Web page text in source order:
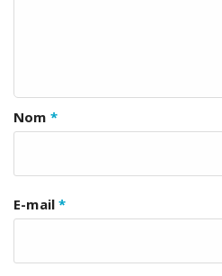
Nom *
E-mail*